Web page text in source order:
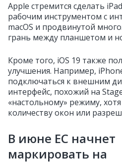
Apple стремится сделать
рабочим инструментом с
macOS и продвинутой
грань между планшетом и
Кроме того, iOS 19 также
улучшения. Например,
подключаться к внешним
интерфейс, похожий на
«настольному» режиму,
количеству окон или
В июне ЕС начнет
маркировать на